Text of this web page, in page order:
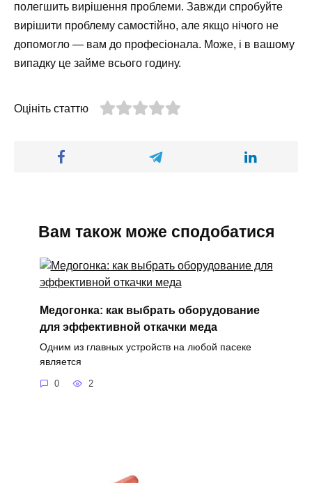
полегшить вирішення проблеми. Завжди спробуйте
вирішити проблему самостійно, але якщо нічого не
допомогло — вам до професіонала. Може, і в вашому
випадку це займе всього годину.
Оцініть статтю
Вам також може сподобатися
Медогонка: как выбрать оборудование
для эффективной откачки меда
Одним из главных устройств на любой пасеке
является
0 2